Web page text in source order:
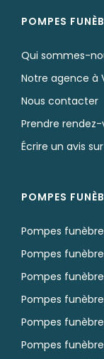
POMPES
Qui sommes-
Notre agence à
Nous contacter
Prendre
Écrire un avis
POMPES
Pompes
Pompes
Pompes
Pompes
Pompes
Pompes